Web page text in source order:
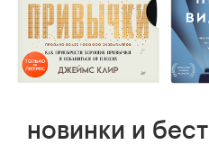
новинки и